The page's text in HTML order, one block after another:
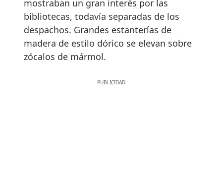
mostraban un gran interés por las
bibliotecas, todavía separadas de los
despachos. Grandes estanterías de
madera de estilo dórico se elevan sobre
zócalos de mármol.